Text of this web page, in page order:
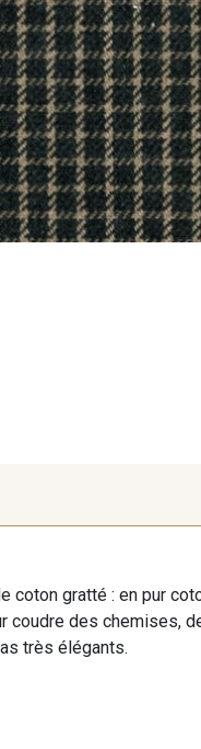
coton gratté : en pur
coudre des chemises,
très élégants.